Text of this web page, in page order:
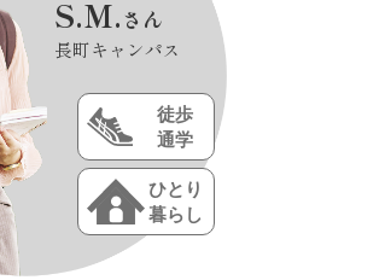
S.M. さん
長町キャンパス
徒歩
通学
ひとり
暮らし